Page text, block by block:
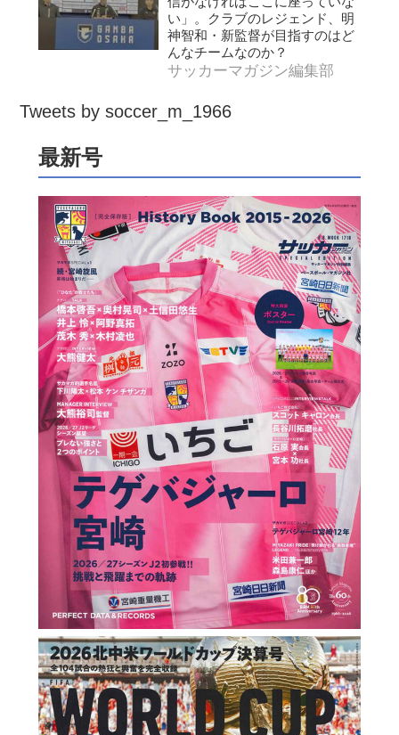
い」。クラブのレジェンド、明
神智和・新監督が目指すのはど
んなチームなのか？
サッカーマガジン編集部
Tweets by soccer_m_1966
最新号